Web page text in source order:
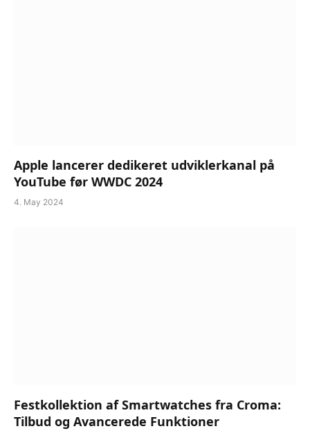
Apple lancerer dedikeret udviklerkanal på
YouTube før WWDC 2024
4. May 2024
Festkollektion af Smartwatches fra Croma:
Tilbud og Avancerede Funktioner